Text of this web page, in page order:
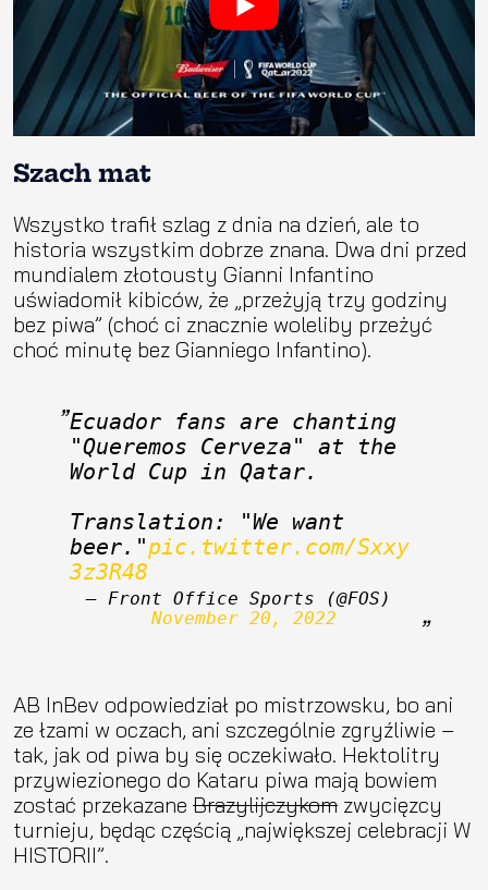
Szach mat
Wszystko trafił szlag z dnia na dzień, ale to
historia wszystkim dobrze znana. Dwa dni przed
mundialem złotousty Gianni Infantino
uświadomił kibiców, że „przeżyją trzy godziny
bez piwa” (choć ci znacznie woleliby przeżyć
choć minutę bez Gianniego Infantino).
Ecuador fans are chanting
"Queremos Cerveza" at the
World Cup in Qatar.
Translation: "We want
beer."pic.twitter.com/Sxxy
3z3R48
November 20, 2022
AB InBev odpowiedział po mistrzowsku, bo ani
ze łzami w oczach, ani szczególnie zgryźliwie –
tak, jak od piwa by się oczekiwało. Hektolitry
przywiezionego do Kataru piwa mają bowiem
zostać przekazane Brazylijczykom zwycięzcy
turnieju, będąc częścią „największej celebracji W
HISTORII”.